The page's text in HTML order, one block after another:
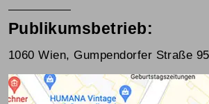
Publikumsbetrieb:
1060 Wien, Gumpendorfer Straße 95